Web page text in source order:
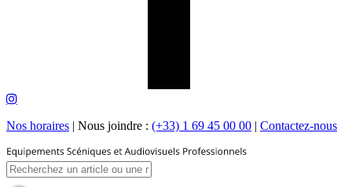
Nos horaires | Nous joindre : (+33) 1 69 45 00 00 | Contactez-nous